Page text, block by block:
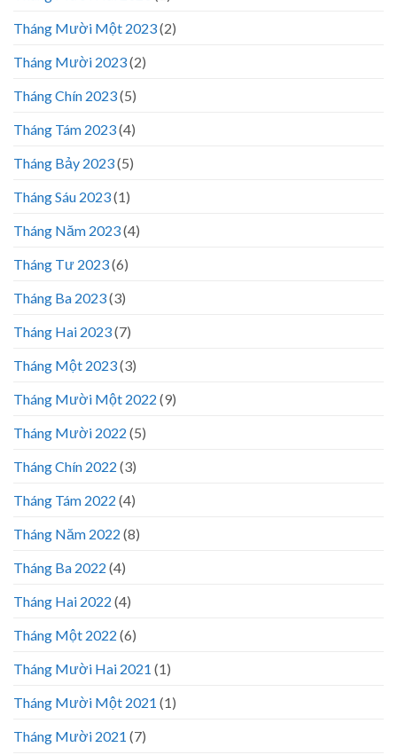
Tháng Mười Một 2023(2)
Tháng Mười 2023(2)
Tháng Chín 2023(5)
Tháng Tám 2023(4)
Tháng Bảy 2023(5)
Tháng Sáu 2023(1)
Tháng Năm 2023(4)
Tháng Tư 2023(6)
Tháng Ba 2023(3)
Tháng Hai 2023(7)
Tháng Một 2023(3)
Tháng Mười Một 2022 (9)
Tháng Mười 2022 (5)
Tháng Chín 2022 (3)
Tháng Tám 2022 (4)
Tháng Năm 2022 (8)
Tháng Ba 2022 (4)
Tháng Hai 2022 (4)
Tháng Một 2022 (6)
Tháng Mười Hai 2021 (1)
Tháng Mười Một 2021 (1)
Tháng Mười 2021 (7)